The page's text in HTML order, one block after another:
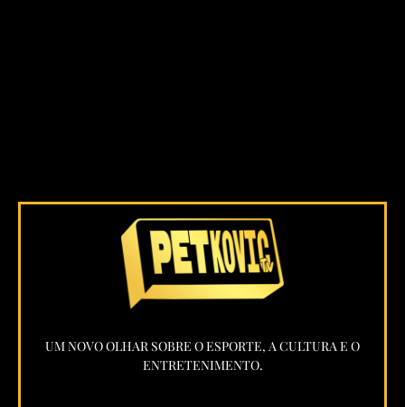
UM NOVO OLHAR SOBRE O ESPORTE, A CULTURA E O
ENTRETENIMENTO.